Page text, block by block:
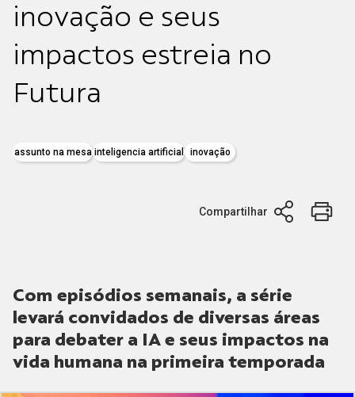
inovação e seus
impactos estreia no
Futura
assunto na mesa inteligencia artificial inovação
Compartilhar
Com episódios semanais, a série
levará convidados de diversas áreas
para debater a IA e seus impactos na
vida humana na primeira temporada